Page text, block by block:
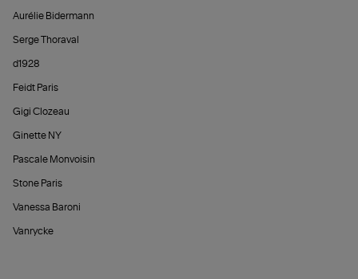
Aurélie Bidermann
Serge Thoraval
d1928
Feidt Paris
Gigi Clozeau
Ginette NY
Pascale Monvoisin
Stone Paris
Vanessa Baroni
Vanrycke